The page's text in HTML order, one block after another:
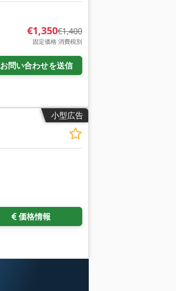
€1,350€1,400
固定価格 消費税別
お問い合わせを送信
小型広告
価格情報